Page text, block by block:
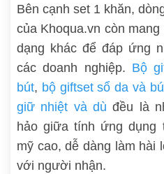
Bên cạnh set 1 khăn,
của Khoqua.vn còn
dạng khác để đáp ứng
các doanh nghiệp. Bộ
bút, bộ giftset sổ da và
giữ nhiệt và dù đều là
hảo giữa tính ứng dụng
mỹ cao, dễ dàng làm hài
với người nhận.